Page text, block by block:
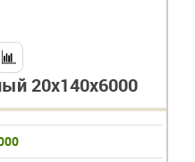
20х140х6000